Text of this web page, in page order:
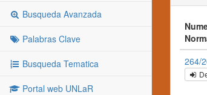
Busqueda Avanzada
Palabras Clave
Busqueda Tematica
Portal web UNLaR
264/